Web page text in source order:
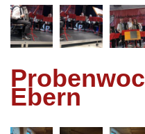
Ebern